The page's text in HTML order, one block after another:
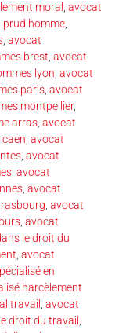
moral , avocat
prud homme,
, avocat
brest, avocat
lyon, avocat
paris, avocat
montpellier,
arras, avocat
, avocat
, avocat
, avocat
, avocat
, avocat
, avocat
le droit du
, avocat
en
harcèlement
travail , avocat
droit du travail ,